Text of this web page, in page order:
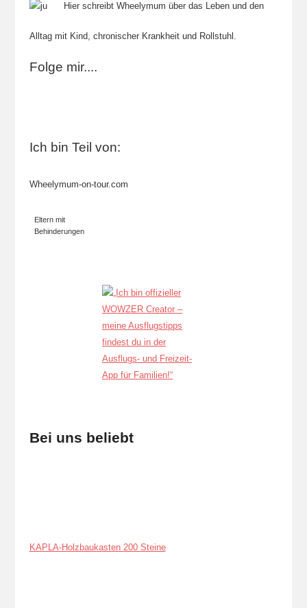
Hier schreibt Wheelymum über das Leben und den
Alltag mit Kind, chronischer Krankheit und Rollstuhl.
Folge mir....
Ich bin Teil von:
Wheelymum-on-tour.com
Eltern mit
Behinderungen
Bei uns beliebt
KAPLA-Holzbaukasten 200 Steine